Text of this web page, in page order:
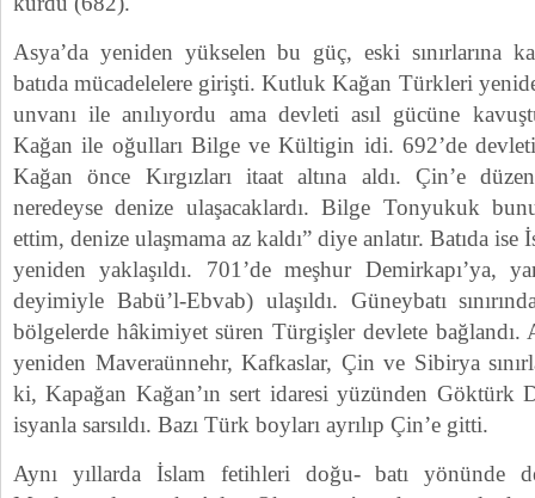
Asya’da yeniden yükselen bu güç, eski sınırlarına
batıda mücadelelere girişti. Kutluk Kağan Türkleri
unvanı ile anılıyordu ama devleti asıl gücüne
Kağan ile oğulları Bilge ve Kültigin idi. 692’de
Kağan önce Kırgızları itaat altına aldı. Çin’e
neredeyse denize ulaşacaklardı. Bilge Tonyukuk
ettim, denize ulaşmama az kaldı” diye anlatır. Batıda ise
yeniden yaklaşıldı. 701’de meşhur Demirkapı’ya,
deyimiyle Babü’l-Ebvab) ulaşıldı. Güneybatı
bölgelerde hâkimiyet süren Türgişler devlete
yeniden Maveraünnehr, Kafkaslar, Çin ve Sibirya
ki, Kapağan Kağan’ın sert idaresi yüzünden Göktürk
isyanla sarsıldı. Bazı Türk boyları ayrılıp Çin’e gitti.
Aynı yıllarda İslam fetihleri doğu- batı yönünde